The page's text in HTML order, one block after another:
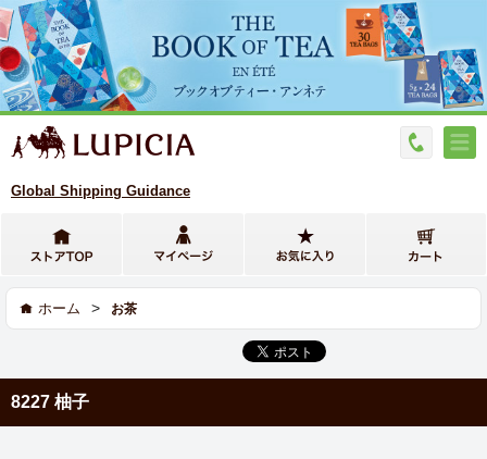
Global Shipping Guidance
ホーム > お茶
8227 柚子